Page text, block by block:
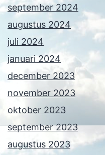
september 2024
augustus 2024
juli 2024
januari 2024
december 2023
november 2023
oktober 2023
september 2023
augustus 2023